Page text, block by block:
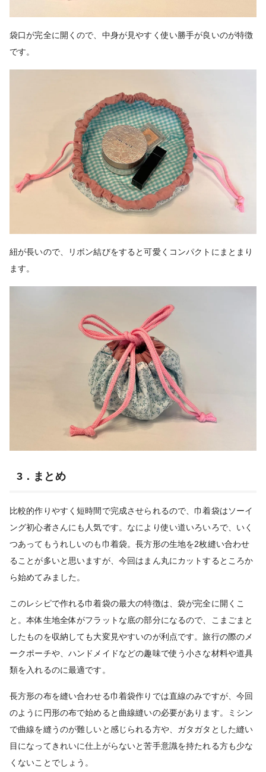
袋口が完全に開くので、中身が見やすく使い勝手が良いのが特徴
です。
紐が長いので、リボン結びをすると可愛くコンパクトにまとまり
ます。
3．まとめ
比較的作りやすく短時間で完成させられるので、巾着袋はソーイ
ング初心者さんにも人気です。なにより使い道いろいろで、いく
つあってもうれしいのも巾着袋。長方形の生地を2枚縫い合わせ
ることが多いと思いますが、今回はまん丸にカットするところか
ら始めてみました。
このレシピで作れる巾着袋の最大の特徴は、袋が完全に開くこ
と。本体生地全体がフラットな底の部分になるので、こまごまと
したものを収納しても大変見やすいのが利点です。旅行の際のメ
ークポーチや、ハンドメイドなどの趣味で使う小さな材料や道具
類を入れるのに最適です。
長方形の布を縫い合わせる巾着袋作りでは直線のみですが、今回
のように円形の布で始めると曲線縫いの必要があります。ミシン
で曲線を縫うのが難しいと感じられる方や、ガタガタとした縫い
目になってきれいに仕上がらないと苦手意識を持たれる方も少な
くないことでしょう。